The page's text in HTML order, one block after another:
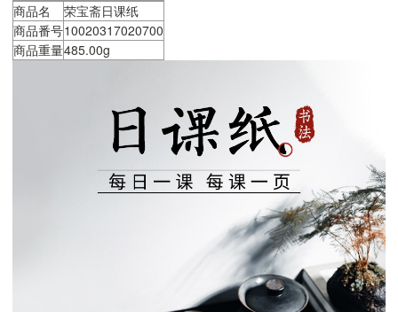
商品名
荣宝斋日课纸
商品番号10020317020700
商品重量485.00g